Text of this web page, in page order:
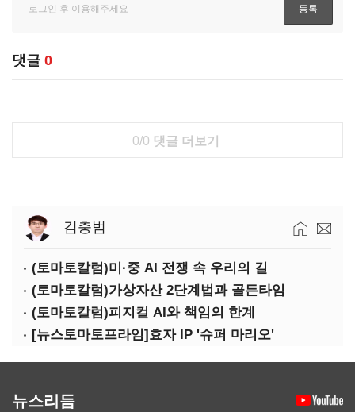
댓글 0
0/0 댓글 더보기
김충범
(토마토칼럼)미·중 AI 전쟁 속 우리의 길
(토마토칼럼)가상자산 2단계법과 골든타임
(토마토칼럼)피지컬 AI와 책임의 한계
[뉴스토마토프라임]효자 IP '슈퍼 마리오'
뉴스리듬